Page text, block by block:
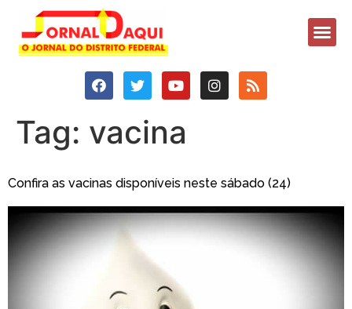
Tag: vacina
Confira as vacinas disponíveis neste sábado (24)